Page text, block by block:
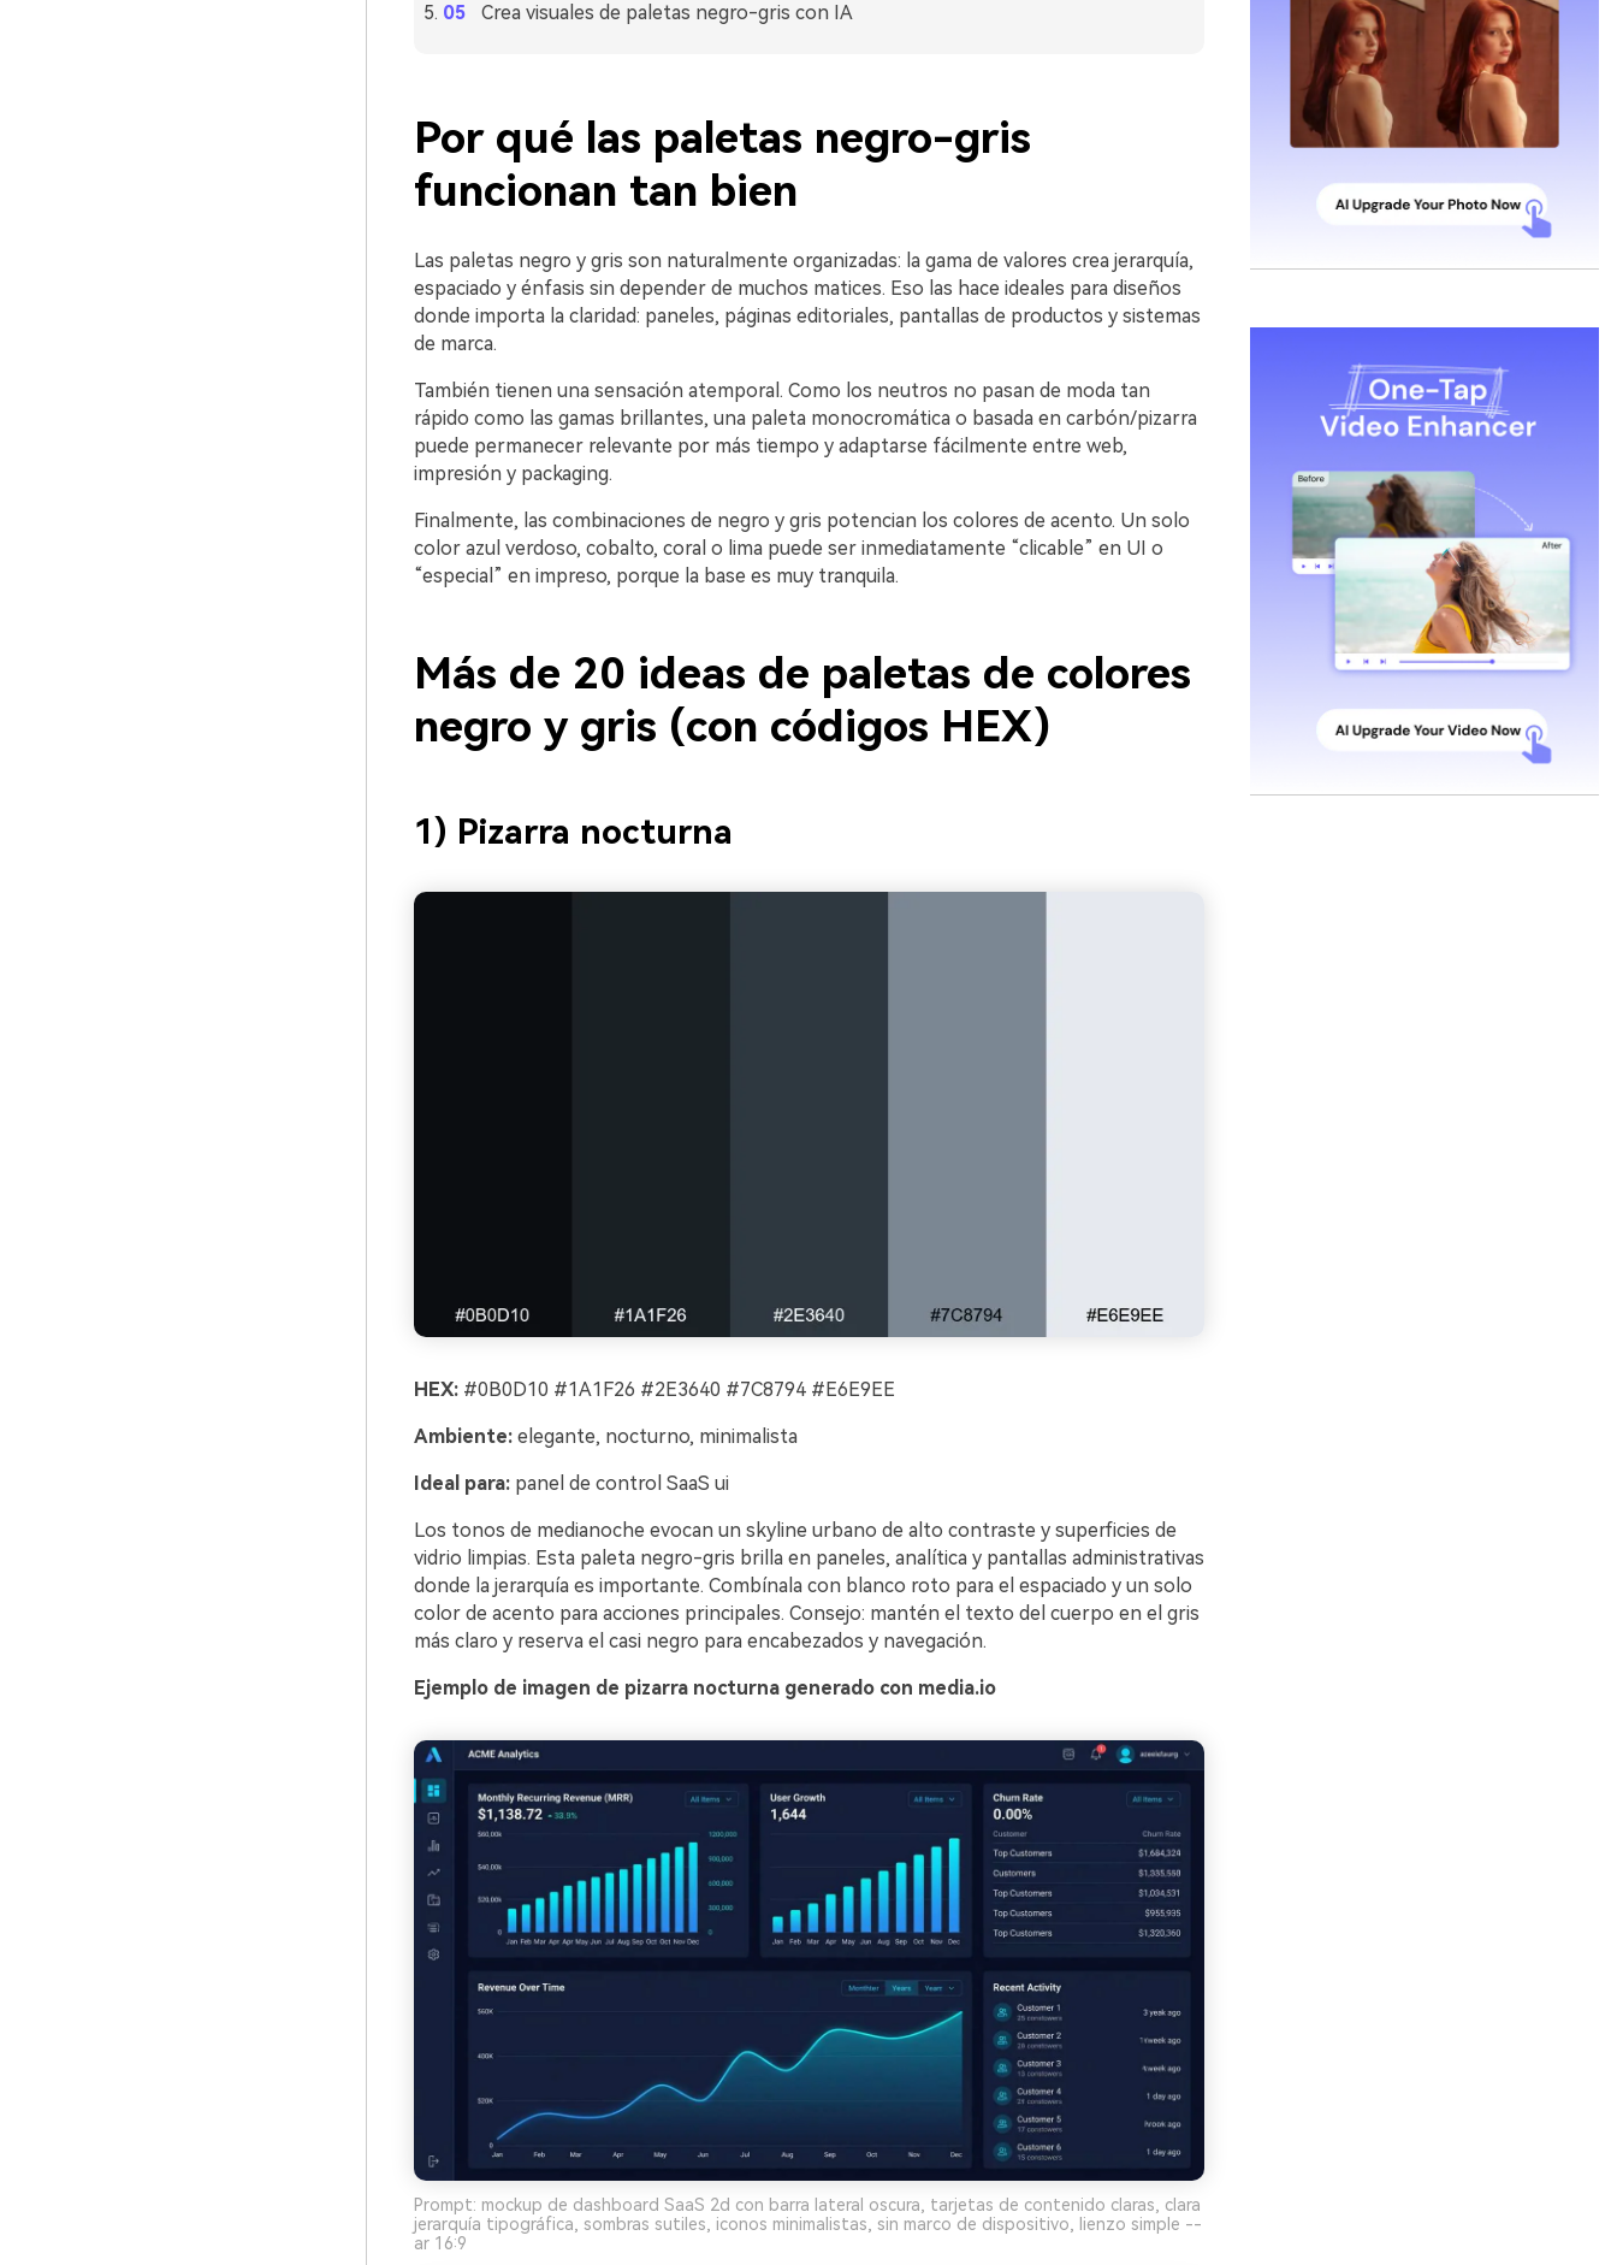
Crea visuales de paletas negro-gris con IA
Por qué las paletas negro-gris
funcionan tan bien
Las paletas negro y gris son naturalmente organizadas: la gama de valores crea jerarquía,
espaciado y énfasis sin depender de muchos matices. Eso las hace ideales para diseños
donde importa la claridad: paneles, páginas editoriales, pantallas de productos y sistemas
de marca.
También tienen una sensación atemporal. Como los neutros no pasan de moda tan
rápido como las gamas brillantes, una paleta monocromática o basada en carbón/pizarra
puede permanecer relevante por más tiempo y adaptarse fácilmente entre web,
impresión y packaging.
Finalmente, las combinaciones de negro y gris potencian los colores de acento. Un solo
color azul verdoso, cobalto, coral o lima puede ser inmediatamente “clicable” en UI o
“especial” en impreso, porque la base es muy tranquila.
Más de 20 ideas de paletas de colores
negro y gris (con códigos HEX)
1) Pizarra nocturna
HEX:#0B0D10 #1A1F26 #2E3640 #7C8794 #E6E9EE
Ambiente:elegante, nocturno, minimalista
Ideal para:panel de control SaaS ui
Los tonos de medianoche evocan un skyline urbano de alto contraste y superficies de
vidrio limpias. Esta paleta negro-gris brilla en paneles, analítica y pantallas administrativas
donde la jerarquía es importante. Combínala con blanco roto para el espaciado y un solo
color de acento para acciones principales. Consejo: mantén el texto del cuerpo en el gris
más claro y reserva el casi negro para encabezados y navegación.
Ejemplo de imagen de pizarra nocturna generado con media.io
Prompt: mockup de dashboard SaaS 2d con barra lateral oscura, tarjetas de contenido claras, clara
jerarquía tipográfica, sombras sutiles, iconos minimalistas, sin marco de dispositivo, lienzo simple --
ar 16:9